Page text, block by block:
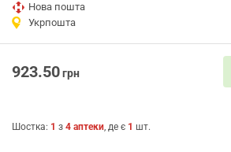
Нова пошта
Укрпошта
923.50грн
Шостка: 1 з 4 аптеки, де є 1 шт.